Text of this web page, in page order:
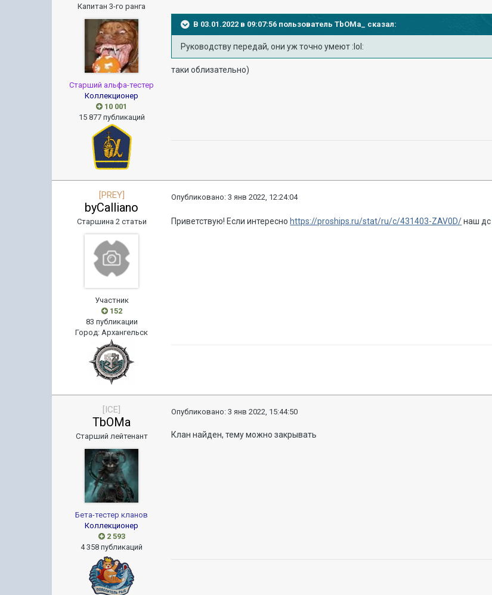
Капитан 3-го ранга
Старший альфа-тестер
Коллекционер
10 001
15 877 публикаций
В 03.01.2022 в 09:07:56 пользовательTbOMa_ сказал:
Руководству передай, они уж точно умеют :lol:
таки облизательно)
[PREY]
byCalliano
Старшина 2 статьи
Участник
152
83 публикации
Город:Архангельск
Опубликовано:3 янв 2022, 12:24:04
Приветствую! Если интересно https://proships.ru/stat/ru/c/431403-ZAV0D/наш дс
[ICE]
TbOMa
Старший лейтенант
Бета-тестер кланов
Коллекционер
2 593
4 358 публикаций
Опубликовано:3 янв 2022, 15:44:50
Клан найден, тему можно закрывать